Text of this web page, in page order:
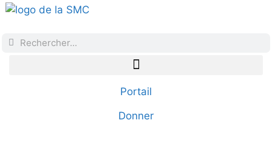
Portail
Donner